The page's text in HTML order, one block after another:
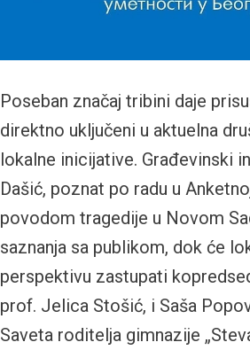
Poseban značaj tribini daje
direktno uključeni u aktuelna
lokalne inicijative. Građevinski
Dašić, poznat po radu u
povodom tragedije u Novom
saznanja sa publikom, dok će
perspektivu zastupati
prof. Jelica Stošić, i Saša
Saveta roditelja gimnazije